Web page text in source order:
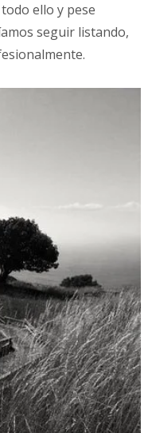
ello y pese
seguir listando,